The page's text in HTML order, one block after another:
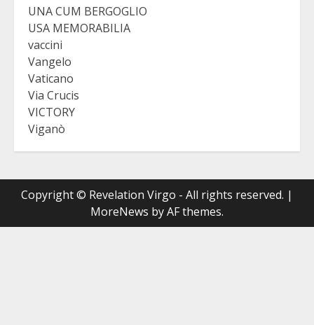
UNA CUM BERGOGLIO
USA MEMORABILIA
vaccini
Vangelo
Vaticano
Via Crucis
VICTORY
Viganò
Copyright © Revelation Virgo - All rights reserved. |
MoreNews by AF themes.